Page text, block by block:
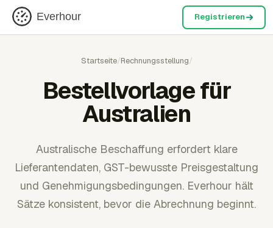
Everhour Registrieren
Startseite/Rechnungsstellung/
Bestellvorlage für
Australien
Australische Beschaffung erfordert klare
Lieferantendaten, GST-bewusste Preisgestaltung
und Genehmigungsbedingungen. Everhour hält
Sätze konsistent, bevor die Abrechnung beginnt.